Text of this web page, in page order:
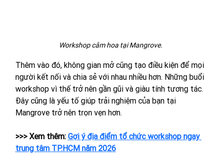
Workshop cắm hoa tại Mangrove.
Thêm vào đó, không gian mở cũng tạo điều kiện để mọi
người kết nối và chia sẻ với nhau nhiều hơn. Những buổi
workshop vì thế trở nên gần gũi và giàu tính tương tác.
Đây cũng là yếu tố giúp trải nghiệm của bạn tại
Mangrove trở nên trọn vẹn hơn.
>>> Xem thêm: Gợi ý địa điểm tổ chức workshop ngay
trung tâm TP.HCM năm 2026